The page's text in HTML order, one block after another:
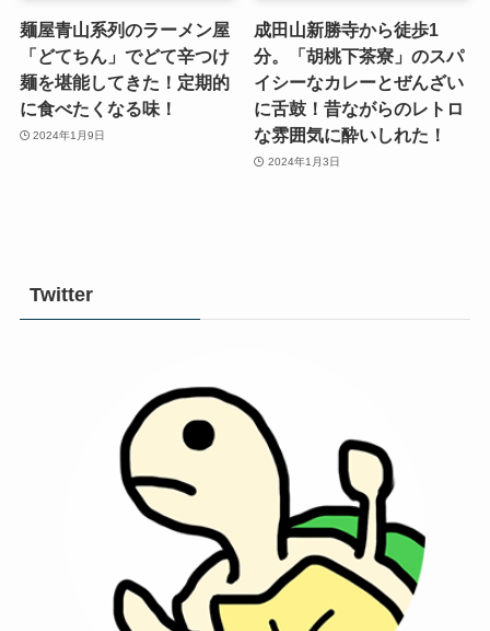
麺屋青山系列のラーメン屋
「どてちん」でどて辛つけ
麺を堪能してきた！定期的
に食べたくなる味！
2024年1月9日
成田山新勝寺から徒歩1
分。「胡桃下茶寮」のスパ
イシーなカレーとぜんざい
に舌鼓！昔ながらのレトロ
な雰囲気に酔いしれた！
2024年1月3日
Twitter